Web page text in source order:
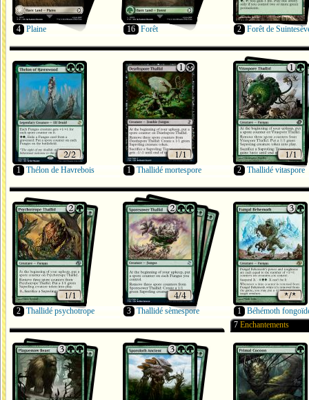
4 Plaine 16 Forêt 2 Forêt de
1 Thélon de Havrebois 1 Thallidé mortespore 2 Thallidé vitaspore
2 Thallidé psychotrope 3 Thallidé sèmespore 1 Béhémoth
7 Enchantements